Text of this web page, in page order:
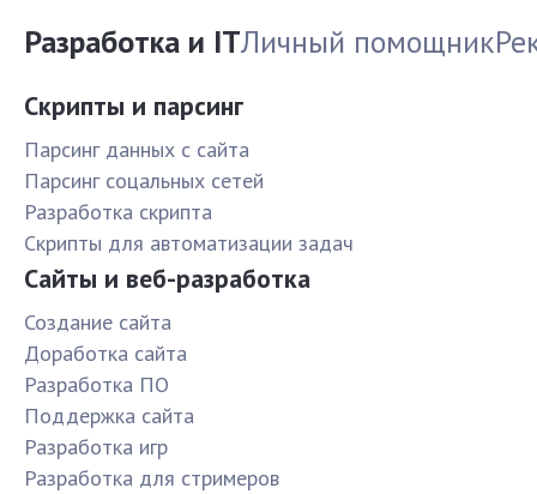
Разработка и ITЛичный помощник
Скрипты и парсинг
Парсинг данных с сайта
Парсинг соцальных сетей
Разработка скрипта
Скрипты для автоматизации задач
Сайты и веб-разработка
Создание сайта
Доработка сайта
Разработка ПО
Поддержка сайта
Разработка игр
Разработка для стримеров